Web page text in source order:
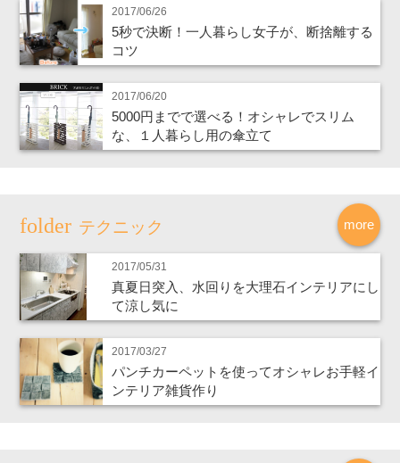
2017/06/26
5秒で決断！一人暮らし女子が、断捨離する
コツ
2017/06/20
5000円までで選べる！オシャレでスリム
な、１人暮らし用の傘立て
more
テクニック
2017/05/31
真夏日突入、水回りを大理石インテリアにし
て涼し気に
2017/03/27
パンチカーペットを使ってオシャレお手軽イ
ンテリア雑貨作り